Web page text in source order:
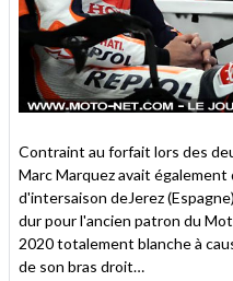
Contraint au forfait lors des
Marc Marquez avait
d'intersaison deJerez
dur pour l'ancien patron du
2020 totalement blanche à
de son bras droit…